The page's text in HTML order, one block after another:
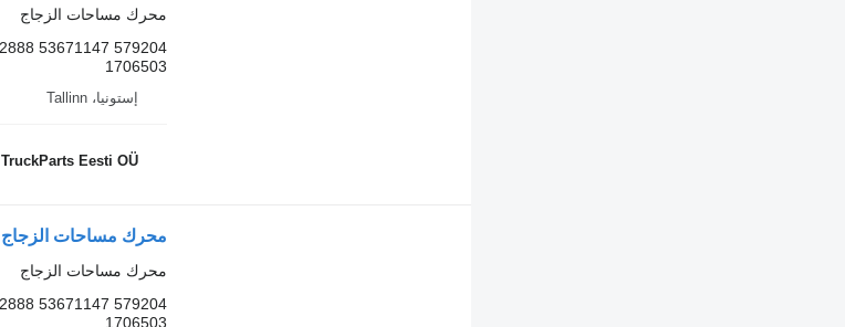
محرك مساحات الزجاج
1706503
إستونيا، Tallinn
TruckParts Eesti OÜ
محرك مساحات الزجاج
1706503